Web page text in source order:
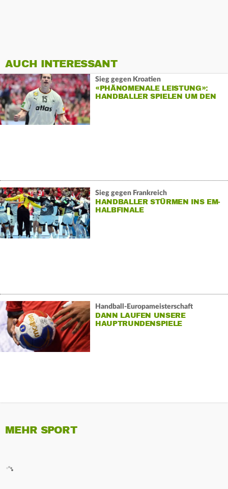
AUCH INTERESSANT
Sieg gegen Kroatien
«PHÄNOMENALE LEISTUNG»:
HANDBALLER SPIELEN UM DEN
Sieg gegen Frankreich
HANDBALLER STÜRMEN INS EM-
HALBFINALE
Handball-Europameisterschaft
DANN LAUFEN UNSERE
HAUPTRUNDENSPIELE
MEHR SPORT